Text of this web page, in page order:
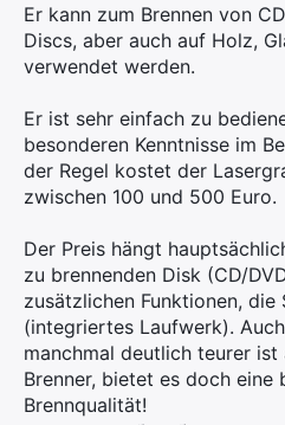
Er kann zum Brennen von
Discs, aber auch auf Holz,
verwendet werden.
Er ist sehr einfach zu
besonderen Kenntnisse im
der Regel kostet der
zwischen 100 und 500 Euro.
Der Preis hängt
zu brennenden Disk (CD/
zusätzlichen Funktionen, die
(integriertes Laufwerk).
manchmal deutlich teurer
Brenner, bietet es doch eine
Brennqualität!